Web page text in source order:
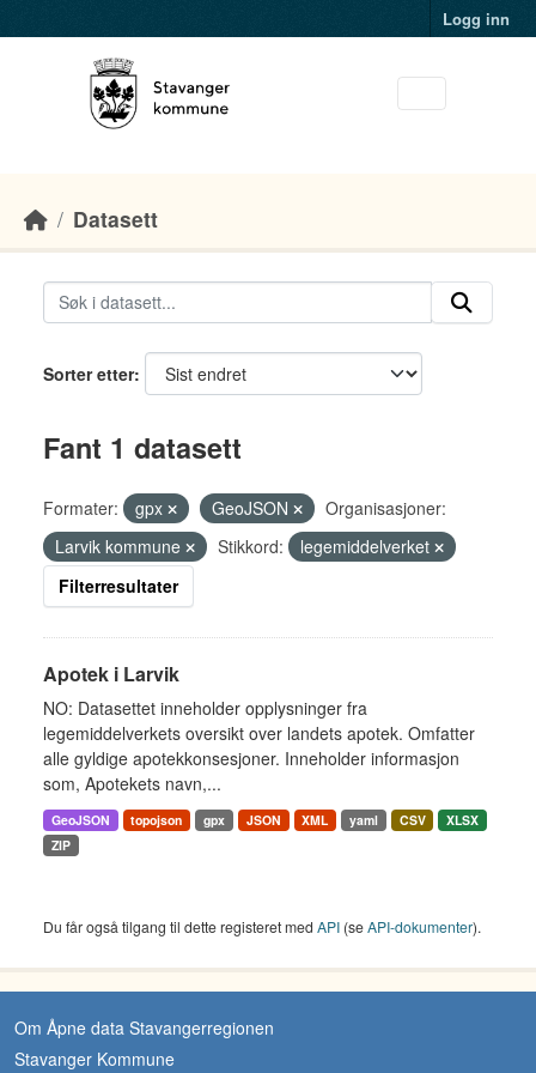
Logg inn
Datasett
Sorter etter
Fant 1 datasett
Formater: gpx GeoJSON
Organisasjoner:
Larvik kommune
Stikkord:
legemiddelverket
Filterresultater
Apotek i Larvik
NO: Datasettet inneholder opplysninger fra
legemiddelverkets oversikt over landets apotek. Omfatter
alle gyldige apotekkonsesjoner. Inneholder informasjon
som, Apotekets navn,...
GeoJSON topojson gpx JSON XML yaml CSV
XLSX
ZIP
Du får også tilgang til dette registeret med API (seAPI-dokumenter).
Om Åpne data Stavangerregionen
Stavanger Kommune